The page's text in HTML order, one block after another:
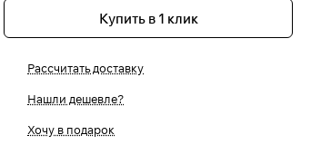
Купить в 1 клик
Рассчитать доставку
Нашли дешевле?
Хочу в подарок